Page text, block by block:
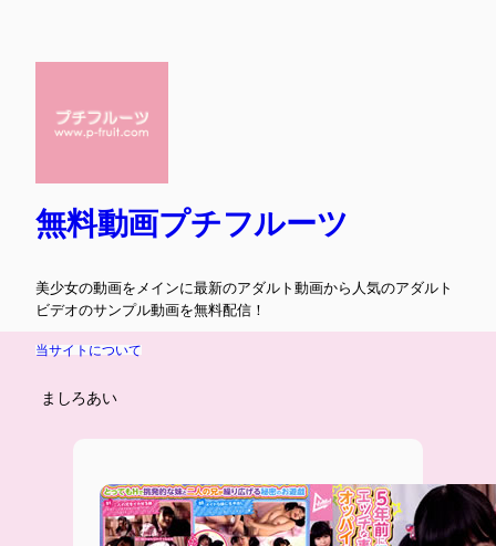
無料動画プチフルーツ
美少女の動画をメインに最新のアダルト動画から人気のアダルト
ビデオのサンプル動画を無料配信！
当サイトについて
ましろあい